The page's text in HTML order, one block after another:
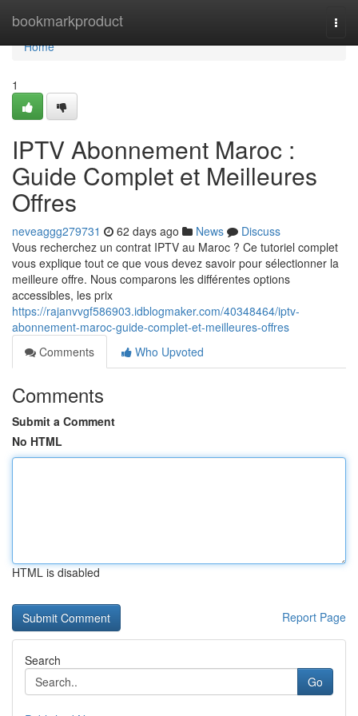
bookmarkproduct
Home
Home
1
IPTV Abonnement Maroc :
Guide Complet et Meilleures
Offres
neveaggg279731 62 days ago News
Discuss
Vous recherchez un contrat IPTV au Maroc ? Ce tutoriel complet
vous explique tout ce que vous devez savoir pour sélectionner la
meilleure offre. Nous comparons les différentes options
accessibles, les prix
https://rajanvvgf586903.idblogmaker.com/40348464/iptv-
abonnement-maroc-guide-complet-et-meilleures-offres
Comments
Who Upvoted
Comments
Submit a Comment
No HTML
HTML is disabled
Report Page
Search
Go